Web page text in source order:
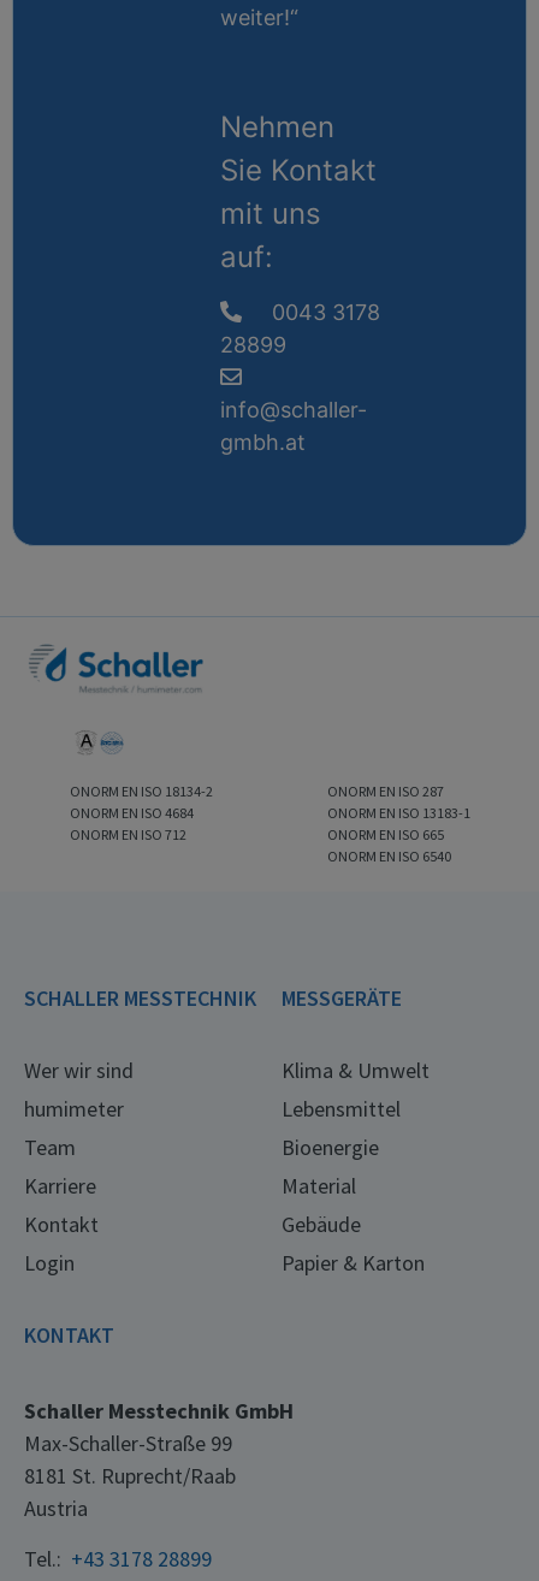
weiter!“
Nehmen
Sie Kontakt
mit uns
auf:
0043 3178
28899
info@schaller-
gmbh.at
ONORM EN ISO 18134-2
ONORM EN ISO 4684
ONORM EN ISO 712
ONORM EN ISO 287
ONORM EN ISO 13183-1
ONORM EN ISO 665
ONORM EN ISO 6540
SCHALLER MESSTECHNIK
Wer wir sind
humimeter
Team
Karriere
Kontakt
Login
MESSGERÄTE
Klima & Umwelt
Lebensmittel
Bioenergie
Material
Gebäude
Papier & Karton
KONTAKT
Schaller Messtechnik GmbH
Max-Schaller-Straße 99
8181 St. Ruprecht/Raab
Austria
Tel.: +43 3178 28899